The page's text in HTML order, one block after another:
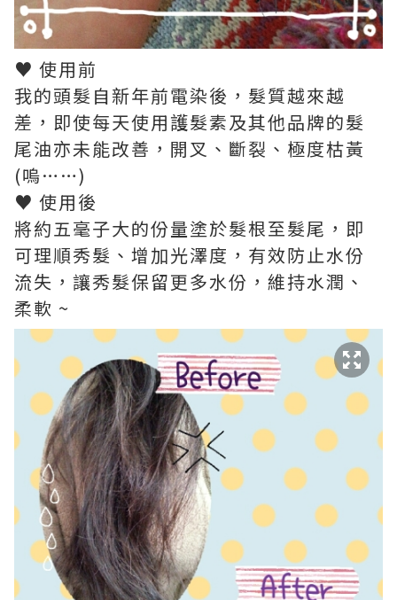
♥ 使用前
我的頭髮自新年前電染後，髮質越來越
差，即使每天使用護髮素及其他品牌的髮
尾油亦未能改善，開叉、斷裂、極度枯黃
(嗚……)
♥ 使用後
將約五毫子大的份量塗於髮根至髮尾，即
可理順秀髮、增加光澤度，有效防止水份
流失，讓秀髮保留更多水份，維持水潤、
柔軟 ~